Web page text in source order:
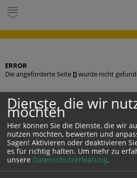
ERROR
Die angeforderte Seite []wurde nicht
KONTAKT
Dienste, die wir
möchten
Hier können Sie die Dienste, die wir
nutzen möchten, bewerten und
Sagen! Aktivieren oder deaktivieren
es für richtig halten. Um mehr zu
unsere Datenschutzerklärung.